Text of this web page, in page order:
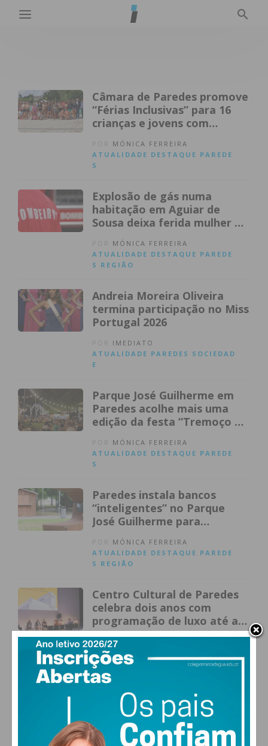
Câmara de Paredes promove
“Férias Inclusivas” para 16
crianças e jovens com
deficiência
MÓNICA FERREIRA
ATUALIDADE DESTAQUE PAREDE
S
Explosão de gás numa
habitação em Aguiar de
Sousa deixa ferida mulher de
60 anos
MÓNICA FERREIRA
ATUALIDADE DESTAQUE PAREDE
S REGIÃO
Andreia Moreira Oliveira
termina participação no Miss
Portugal 2026
IMEDIATO
ATUALIDADE PAREDES SOCIEDAD
E
Parque José Guilherme em
Paredes acolhe mais uma
edição da festa “Tremoço &
Companhia”
MÓNICA FERREIRA
ATUALIDADE DESTAQUE PAREDE
S
Paredes instala bancos
“inteligentes” no Parque
José Guilherme para
modernizar espaço público
MÓNICA FERREIRA
ATUALIDADE DESTAQUE PAREDE
S REGIÃO
Centro Cultural de Paredes
celebra dois anos com
programação de luxo até ao
final de 2026
PORMÓNICA FERREIRA
ATUALIDADE
S REGIÃO
Paredes promove formação
gratuita sobre incentivos
fiscais à habitação para
profissionais do setor
POR
MÓNICA FERREIRA